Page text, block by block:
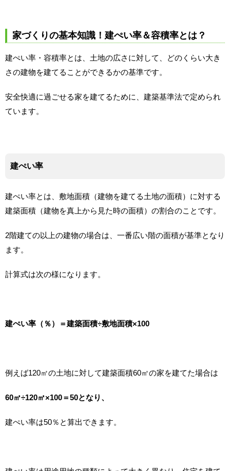
家づくりの基本知識！建ぺい率＆容積率とは？
建ぺい率・容積率とは、土地の広さに対して、どのくらい大き
さの建物を建てることができるかの基準です。
安全快適に過ごせる家を建てるために、建築基準法で定められ
ています。
建ぺい率
建ぺい率とは、敷地面積（建物を建てる土地の面積）に対する
建築面積（建物を真上から見た時の面積）の割合のことです。
2階建ての以上の建物の場合は、一番広い階の面積が基準となり
ます。
計算式は次の様になります。
建ぺい率（％）＝建築面積÷敷地面積×100
例えば120㎡の土地に対して建築面積60㎡の家を建てた場合は
60㎡÷120㎡×100＝50となり、
建ぺい率は50％と算出できます。